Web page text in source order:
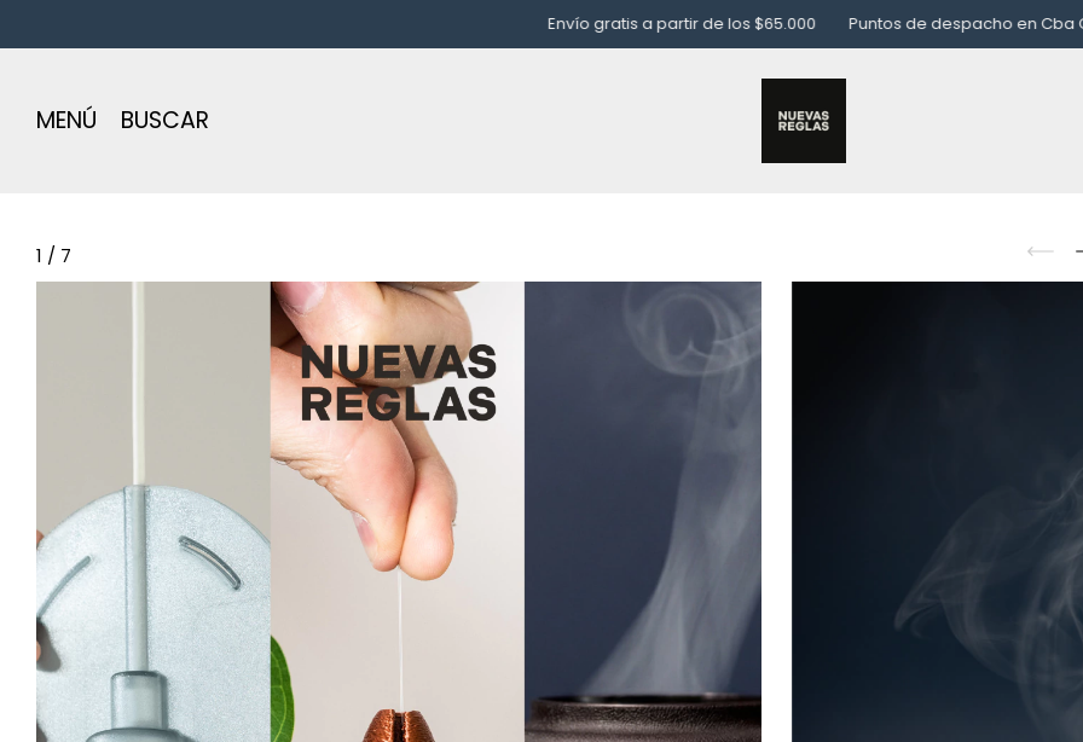
Envío gratis a partir de los $65.000 Puntos de despacho en Cba Capital,
MENÚ BUSCAR
1 / 7